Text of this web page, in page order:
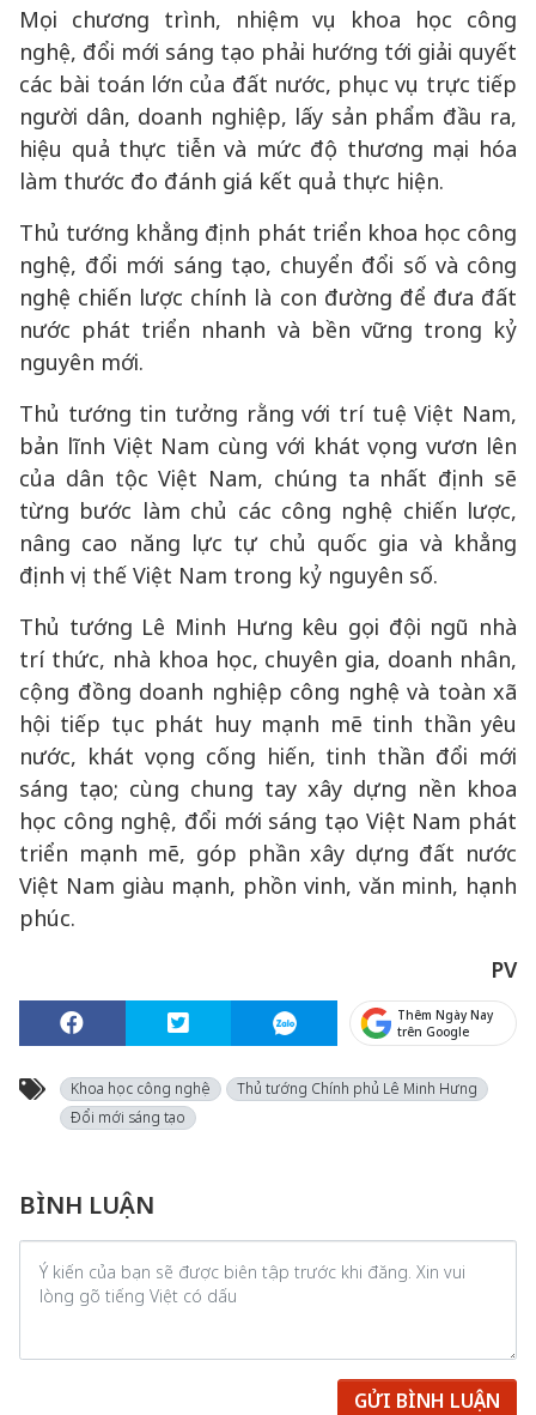
Mọi chương trình, nhiệm vụ khoa học công
nghệ, đổi mới sáng tạo phải hướng tới giải quyết
các bài toán lớn của đất nước, phục vụ trực tiếp
người dân, doanh nghiệp, lấy sản phẩm đầu ra,
hiệu quả thực tiễn và mức độ thương mại hóa
làm thước đo đánh giá kết quả thực hiện.
Thủ tướng khẳng định phát triển khoa học công
nghệ, đổi mới sáng tạo, chuyển đổi số và công
nghệ chiến lược chính là con đường để đưa đất
nước phát triển nhanh và bền vững trong kỷ
nguyên mới.
Thủ tướng tin tưởng rằng với trí tuệ Việt Nam,
bản lĩnh Việt Nam cùng với khát vọng vươn lên
của dân tộc Việt Nam, chúng ta nhất định sẽ
từng bước làm chủ các công nghệ chiến lược,
nâng cao năng lực tự chủ quốc gia và khẳng
định vị thế Việt Nam trong kỷ nguyên số.
Thủ tướng Lê Minh Hưng kêu gọi đội ngũ nhà
trí thức, nhà khoa học, chuyên gia, doanh nhân,
cộng đồng doanh nghiệp công nghệ và toàn xã
hội tiếp tục phát huy mạnh mẽ tinh thần yêu
nước, khát vọng cống hiến, tinh thần đổi mới
sáng tạo; cùng chung tay xây dựng nền khoa
học công nghệ, đổi mới sáng tạo Việt Nam phát
triển mạnh mẽ, góp phần xây dựng đất nước
Việt Nam giàu mạnh, phồn vinh, văn minh, hạnh
phúc.
PV
Thêm Ngày Nay
trên Google
Khoa học công nghệ
Thủ tướng Chính phủ Lê Minh Hưng
Đổi mới sáng tạo
BÌNH LUẬN
GỬI BÌNH LUẬN